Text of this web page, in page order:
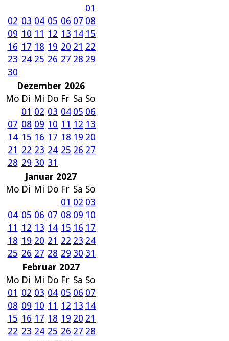
01
02 03 04 05 06 07 08
09 10 11 12 13 14 15
16 17 18 19 20 21 22
23 24 25 26 27 28 29
30
Dezember 2026
Mo Di Mi Do Fr Sa So
01 02 03 04 05 06
07 08 09 10 11 12 13
14 15 16 17 18 19 20
21 22 23 24 25 26 27
28 29 30 31
Januar 2027
Mo Di Mi Do Fr Sa So
01 02 03
04 05 06 07 08 09 10
11 12 13 14 15 16 17
18 19 20 21 22 23 24
25 26 27 28 29 30 31
Februar 2027
Mo Di Mi Do Fr Sa So
01 02 03 04 05 06 07
08 09 10 11 12 13 14
15 16 17 18 19 20 21
22 23 24 25 26 27 28